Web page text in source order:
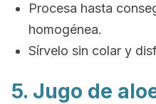
Procesa hasta
homogénea.
Sírvelo sin colar y
5. Jugo de